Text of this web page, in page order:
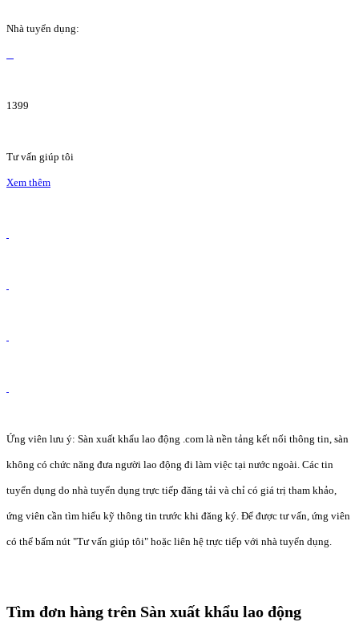
Nhà tuyển dụng:
1399
Tư vấn giúp tôi
Xem thêm
Ứng viên lưu ý: Sàn xuất khẩu lao động .com là nền tảng kết nối thông tin, sàn
không có chức năng đưa người lao động đi làm việc tại nước ngoài. Các tin
tuyển dụng do nhà tuyển dụng trực tiếp đăng tải và chỉ có giá trị tham khảo,
ứng viên cần tìm hiểu kỹ thông tin trước khi đăng ký. Để được tư vấn, ứng viên
có thể bấm nút "Tư vấn giúp tôi" hoặc liên hệ trực tiếp với nhà tuyển dụng.
Tìm đơn hàng trên Sàn xuất khẩu lao động